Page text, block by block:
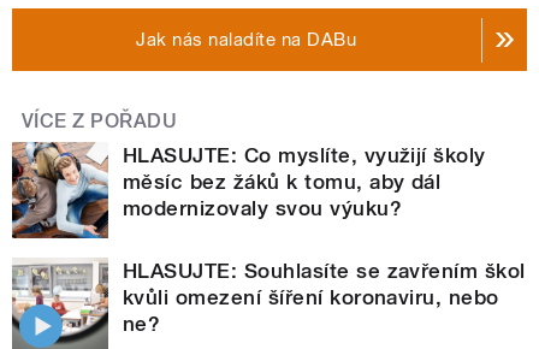
Jak nás naladíte na DABu
VÍCE Z POŘADU
HLASUJTE: Co myslíte, využijí školy
měsíc bez žáků k tomu, aby dál
modernizovaly svou výuku?
HLASUJTE: Souhlasíte se zavřením škol
kvůli omezení šíření koronaviru, nebo
ne?